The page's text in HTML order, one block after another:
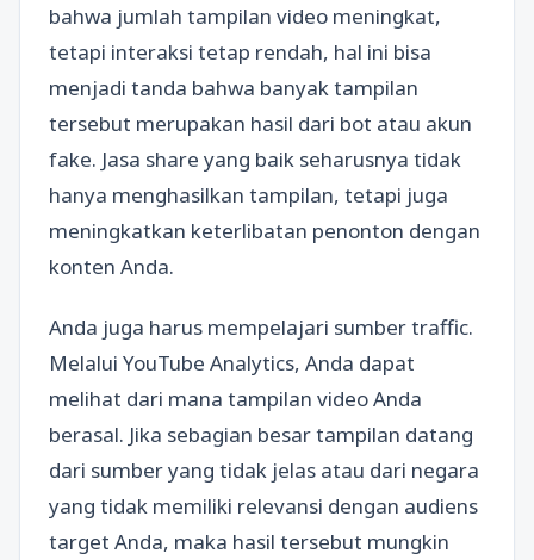
bahwa jumlah tampilan video meningkat,
tetapi interaksi tetap rendah, hal ini bisa
menjadi tanda bahwa banyak tampilan
tersebut merupakan hasil dari bot atau akun
fake. Jasa share yang baik seharusnya tidak
hanya menghasilkan tampilan, tetapi juga
meningkatkan keterlibatan penonton dengan
konten Anda.
Anda juga harus mempelajari sumber traffic.
Melalui YouTube Analytics, Anda dapat
melihat dari mana tampilan video Anda
berasal. Jika sebagian besar tampilan datang
dari sumber yang tidak jelas atau dari negara
yang tidak memiliki relevansi dengan audiens
target Anda, maka hasil tersebut mungkin